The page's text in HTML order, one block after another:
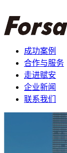
成功案例
合作与服务
走进赋安
企业新闻
联系我们